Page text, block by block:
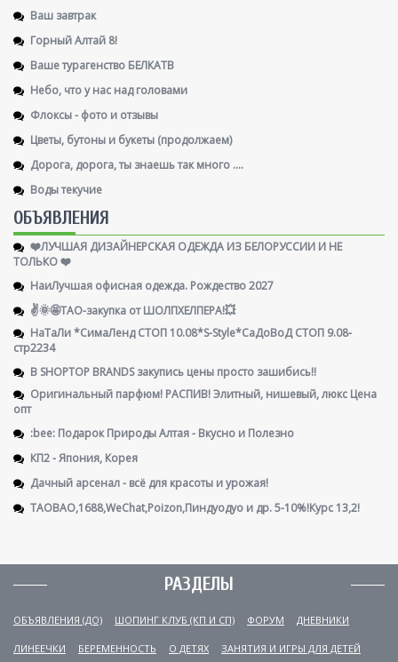
Ваш завтрак
Горный Алтай 8!
Ваше турагенство БЕЛКАТВ
Небо, что у нас над головами
Флоксы - фото и отзывы
Цветы, бутоны и букеты (продолжаем)
Дорога, дорога, ты знаешь так много ....
Воды текучие
ОБЪЯВЛЕНИЯ
❤️ЛУЧШАЯ ДИЗАЙНЕРСКАЯ ОДЕЖДА ИЗ БЕЛОРУССИИ И НЕ
ТОЛЬКО ❤️
НаиЛучшая офисная одежда. Рождество 2027
✌️🌞🤩ТАО-закупка от ШОЛПХЕЛПЕРА!💥
НаТаЛи *СимаЛенд СТОП 10.08*S-Style*СаДоВоД СТОП 9.08-
стр2234
В SHOPTOP BRANDS закупись цены просто зашибись!!
Оригинальный парфюм! РАСПИВ! Элитный, нишевый, люкс Цена
опт
:bee: Подарок Природы Алтая - Вкусно и Полезно
КП2 - Япония, Корея
Дачный арсенал - всё для красоты и урожая!
TAOBAO,1688,WeChat,Poizon,Пиндуодуо и др. 5-10%!Курс 13,2!
РАЗДЕЛЫ
ОБЪЯВЛЕНИЯ (ДО) ШОПИНГ КЛУБ (КП И СП) ФОРУМ ДНЕВНИКИ
ЛИНЕЕЧКИ БЕРЕМЕННОСТЬ О ДЕТЯХ ЗАНЯТИЯ И ИГРЫ ДЛЯ ДЕТЕЙ